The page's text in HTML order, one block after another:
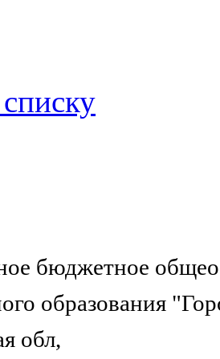
бюджетное
образования
обл,